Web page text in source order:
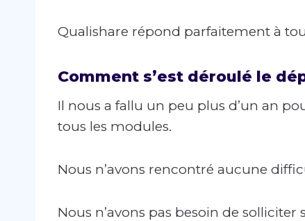
Qualishare répond parfaitement à
Comment s’est déroulé le
Il nous a fallu un peu plus d’un an
tous les modules.
Nous n’avons rencontré aucune
Nous n’avons pas besoin de